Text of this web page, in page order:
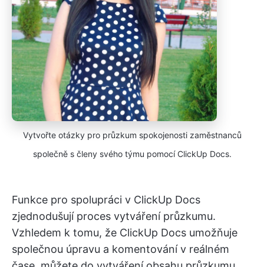
Vytvořte otázky pro průzkum spokojenosti zaměstnanců
společně s členy svého týmu pomocí ClickUp Docs.
Funkce pro spolupráci v ClickUp Docs
zjednodušují proces vytváření průzkumu.
Vzhledem k tomu, že ClickUp Docs umožňuje
společnou úpravu a komentování v reálném